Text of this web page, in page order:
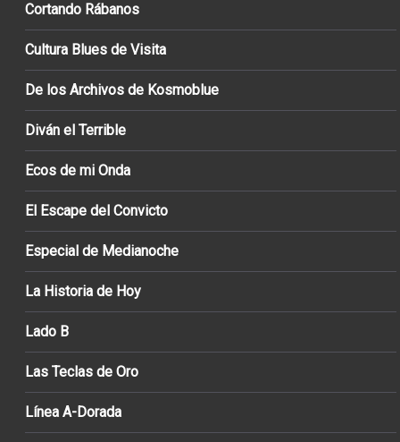
Cortando Rábanos
Cultura Blues de Visita
De los Archivos de Kosmoblue
Diván el Terrible
Ecos de mi Onda
El Escape del Convicto
Especial de Medianoche
La Historia de Hoy
Lado B
Las Teclas de Oro
Línea A-Dorada